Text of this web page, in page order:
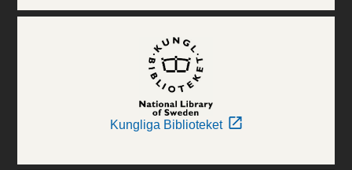
Kungliga Biblioteket